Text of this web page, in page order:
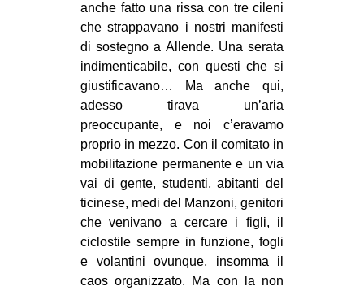
anche fatto una rissa con tre cileni
che strappavano i nostri manifesti
di sostegno a Allende. Una serata
indimenticabile, con questi che si
giustificavano… Ma anche qui,
adesso tirava un’aria
preoccupante, e noi c’eravamo
proprio in mezzo. Con il comitato in
mobilitazione permanente e un via
vai di gente, studenti, abitanti del
ticinese, medi del Manzoni, genitori
che venivano a cercare i figli, il
ciclostile sempre in funzione, fogli
e volantini ovunque, insomma il
caos organizzato. Ma con la non